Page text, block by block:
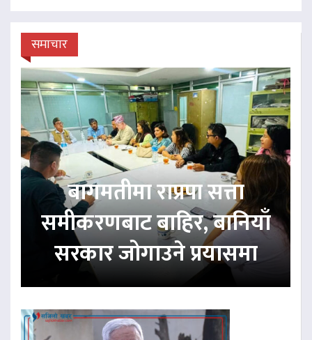
समाचार
बागमतीमा राप्रपा सत्ता
समीकरणबाट बाहिर, बानियाँ
सरकार जोगाउने प्रयासमा